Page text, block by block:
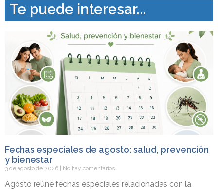
Te puede interesar...
Fechas especiales de agosto: salud, prevención
y bienestar
3 de agosto de 2026 No hay comentarios
Agosto reúne fechas especiales relacionadas con la